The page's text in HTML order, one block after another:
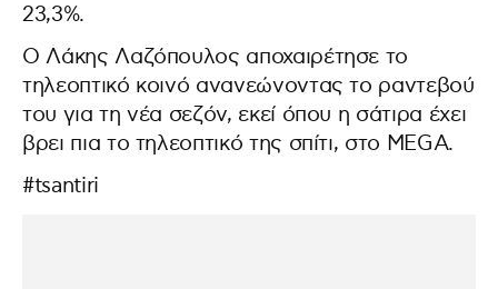
23,3%.
Ο Λάκης Λαζόπουλος αποχαιρέτησε το
τηλεοπτικό κοινό ανανεώνοντας το ραντεβού
του για τη νέα σεζόν, εκεί όπου η σάτιρα έχει
βρει πια το τηλεοπτικό της σπίτι, στο MEGA.
#tsantiri